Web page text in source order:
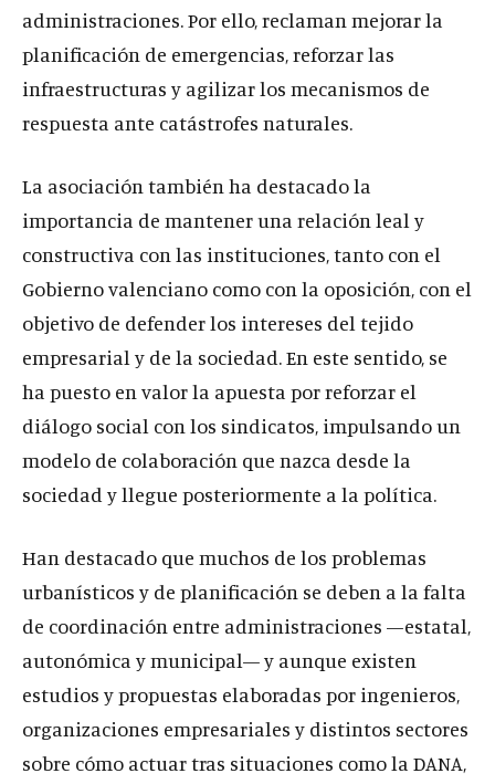
administraciones. Por ello, reclaman mejorar la
planificación de emergencias, reforzar las
infraestructuras y agilizar los mecanismos de
respuesta ante catástrofes naturales.
La asociación también ha destacado la
importancia de mantener una relación leal y
constructiva con las instituciones, tanto con el
Gobierno valenciano como con la oposición, con el
objetivo de defender los intereses del tejido
empresarial y de la sociedad. En este sentido, se
ha puesto en valor la apuesta por reforzar el
diálogo social con los sindicatos, impulsando un
modelo de colaboración que nazca desde la
sociedad y llegue posteriormente a la política.
Han destacado que muchos de los problemas
urbanísticos y de planificación se deben a la falta
de coordinación entre administraciones —estatal,
autonómica y municipal— y aunque existen
estudios y propuestas elaboradas por ingenieros,
organizaciones empresariales y distintos sectores
sobre cómo actuar tras situaciones como la DANA,